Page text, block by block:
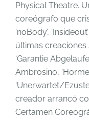
Physical Theatre.
coreógrafo que
‘noBody’,
últimas creaciones
‘Garantie
Ambrosino,
‘Unerwartet/
creador arrancó
Certamen